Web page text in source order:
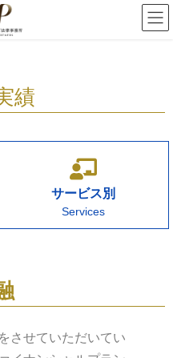
績
サービス別
Services
させていただいてい